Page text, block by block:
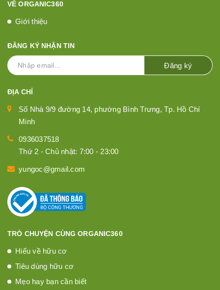
VỀ ORGANIC360
Giới thiệu
ĐĂNG KÝ NHẬN TIN
Đăng ký
ĐỊA CHỈ
Số Nhà 9/9 đường 14, phường Bình Trưng, Tp. Hồ Chí
Minh
0936037518
Thứ 2 - Chủ nhật: 7:00 - 23:00
yungoc@gmail.com
TRÒ CHUYỆN CÙNG ORGANIC360
Hiểu về hữu cơ
Tiêu dùng hữu cơ
Mẹo hay bạn cần biết